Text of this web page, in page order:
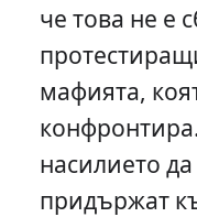
че това не е
мафията,
насилието
придържат